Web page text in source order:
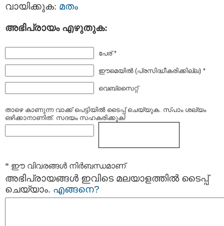
വായിക്കുക: മതം
അഭിപ്രായം എഴുതുക:
പേര് *
ഈമെയില്‍ (പ്രസിദ്ധീകരിക്കില്ല) *
വെബ്സൈറ്റ്
താഴെ കാണുന്ന വാക്ക് പെട്ടിയില്‍ ടൈപ്പ്‌ ചെയ്യുക. സ്പാം ശല്യം
ഒഴിക്കാനാണിത്. സദയം സഹകരിക്കുക!
* ഈ വിവരങ്ങള്‍ നിര്‍ബന്ധമാണ്
അഭിപ്രായങ്ങള്‍ ഇവിടെ മലയാളത്തില്‍ ടൈപ്പ്
ചെയ്യാം. എങ്ങനെ?